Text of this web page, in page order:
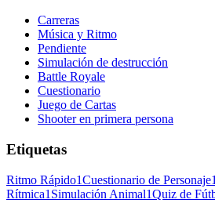
Carreras
Música y Ritmo
Pendiente
Simulación de destrucción
Battle Royale
Cuestionario
Juego de Cartas
Shooter en primera persona
Etiquetas
Ritmo Rápido1Cuestionario de Personaje1
Rítmica1 Simulación Animal1Quiz de